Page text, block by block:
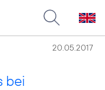
20.05.2017
bei